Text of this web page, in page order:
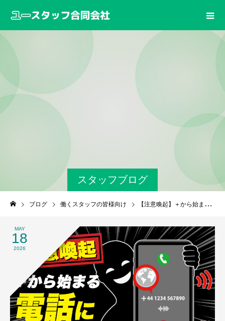
スタッフブログ
ブログ 働くスタッフの皆様向け 【注意喚起】＋から始まる電話に要注意！国際番号を使った詐欺が増加中
MAY
18
2026